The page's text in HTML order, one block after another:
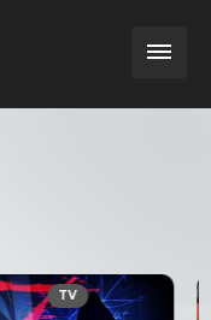
TV